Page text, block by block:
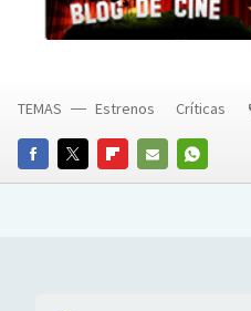
FACEBOOKTWITTERFLIPBOARD
E-
WHATSAPP
TEMAS Estrenos Críticas